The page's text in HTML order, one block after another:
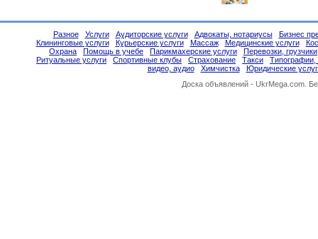
Разное Услуги Аудиторские услуги Адвокаты, нотариусы
Бизнес
Клининговые услуги
Курьерские услуги Массаж Медицинские услуги
Охрана
Помощь в учебе Парикмахерские услуги
Перевозки, грузчики
Ритуальные услуги
Спортивные клубы Страхование Такси
Типографии,
видео, аудио
Химчистка
Юридические
Доска объявлений - UkrMega.com.